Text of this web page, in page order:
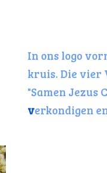
In ons logo
kruis. Die vier
"Samen Jezus
verkondigen